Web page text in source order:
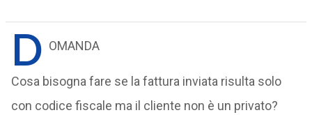
D OMANDA
Cosa bisogna fare se la fattura inviata risulta solo
con codice fiscale ma il cliente non è un privato?